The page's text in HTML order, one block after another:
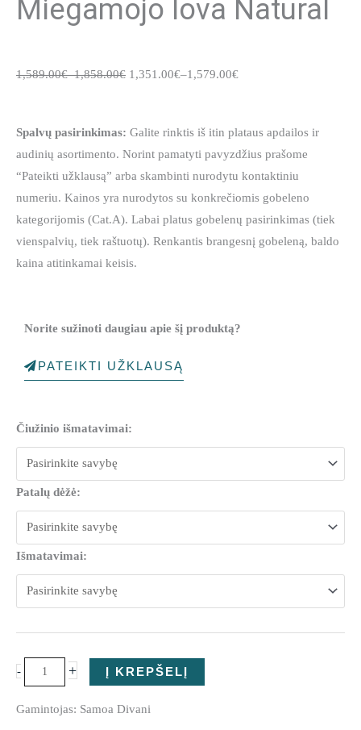
Miegamojo lova Natural
1,589.00€–1,858.00€ 1,351.00€–1,579.00€
Spalvų pasirinkimas: Galite rinktis iš itin plataus apdailos ir
audinių asortimento. Norint pamatyti pavyzdžius prašome
“Pateikti užklausą” arba skambinti nurodytu kontaktiniu
numeriu. Kainos yra nurodytos su konkrečiomis gobeleno
kategorijomis (Cat.A). Labai platus gobelenų pasirinkimas (tiek
vienspalvių, tiek raštuotų). Renkantis brangesnį gobeleną, baldo
kaina atitinkamai keisis.
Norite sužinoti daugiau apie šį produktą?
PATEIKTI UŽKLAUSĄ
Čiužinio išmatavimai:
Patalų dėžė:
Išmatavimai:
-
kiekis:
Miegamojo
Natural
+ Į KREPŠELĮ
Gamintojas: Samoa Divani